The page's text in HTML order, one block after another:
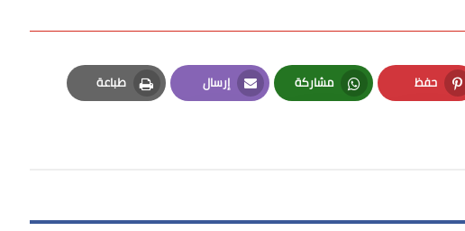
حفظ
Pinterest
مشاركة
Whatsapp
إرسال
Email
طباعة
Print